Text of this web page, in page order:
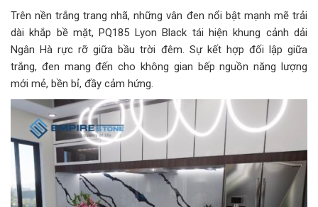
Trên nền trắng trang nhã, những vân đen nổi bật mạnh mẽ trải
dài khắp bề mặt, PQ185 Lyon Black tái hiện khung cảnh dải
Ngân Hà rực rỡ giữa bầu trời đêm. Sự kết hợp đối lập giữa
trắng, đen mang đến cho không gian bếp nguồn năng lượng
mới mẻ, bền bỉ, đầy cảm hứng.